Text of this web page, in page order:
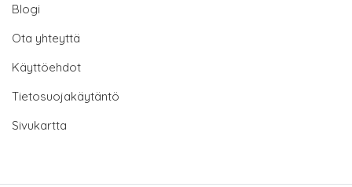
Blogi
Ota yhteyttä
Käyttöehdot
Tietosuojakäytäntö
Sivukartta